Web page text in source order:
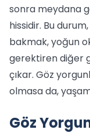
sonra meydana
hissidir. Bu
bakmak, yoğun
gerektiren diğer
çıkar. Göz
olmasa da,
Göz